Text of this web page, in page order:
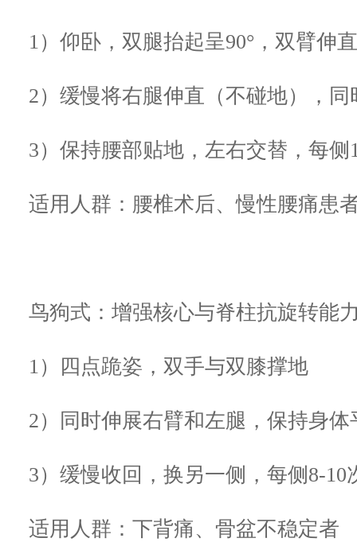
1）仰卧，双腿抬起呈90°，双臂伸
2）缓慢将右腿伸直（不碰地），
3）保持腰部贴地，左右交替，每侧
适用人群：腰椎术后、慢性腰痛患
鸟狗式：增强核心与脊柱抗旋转能
1）四点跪姿，双手与双膝撑地
2）同时伸展右臂和左腿，保持身体
3）缓慢收回，换另一侧，每侧8-10
适用人群：下背痛、骨盆不稳定者